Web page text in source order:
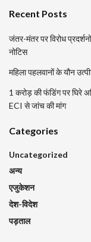
Recent Posts
जंतर-मंतर पर विरोध
नोटिस
महिला पहलवानों के यौन
1 करोड़ की फंडिंग पर घिरे
ECI से जांच की मांग
Categories
Uncategorized
अन्य
एजुकेशन
देश-विदेश
पड़ताल